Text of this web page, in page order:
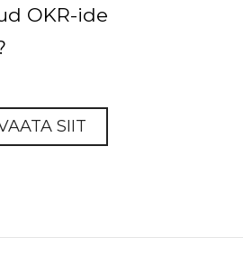
OKR-ide
SIIT